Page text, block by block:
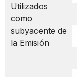
Utilizados
como
subyacente de
la Emisión